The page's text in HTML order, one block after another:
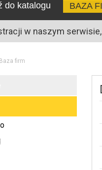
do katalogu BAZA
w naszym
Baza firm